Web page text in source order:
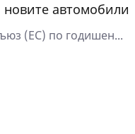
автомобили
(ЕС) по годишен...